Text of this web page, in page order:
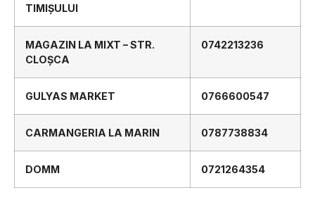
TIMIȘULUI
MAGAZIN LA MIXT – STR.
CLOȘCA
0742213236
GULYAS MARKET 0766600547
CARMANGERIA LA MARIN 0787738834
DOMM 0721264354